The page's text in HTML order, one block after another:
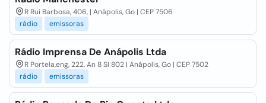
R Rui Barbosa, 406, | Anápolis, Go | CEP 7506
rádio
emissoras
Rádio Imprensa De Anápolis Ltda
R Portela,eng, 222, An 8 Sl 802 | Anápolis, Go | CEP 7502
rádio
emissoras